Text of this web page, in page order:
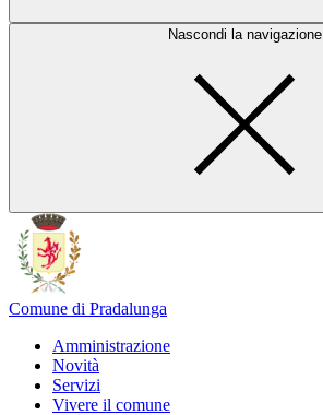
Nascondi la navigazione
Comune di Pradalunga
Amministrazione
Novità
Servizi
Vivere il comune